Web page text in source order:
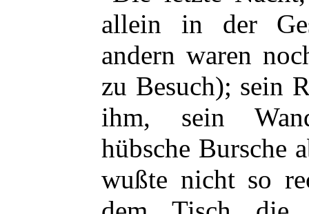
allein in der
andern waren
zu Besuch); sein
ihm, sein
hübsche
wußte nicht so